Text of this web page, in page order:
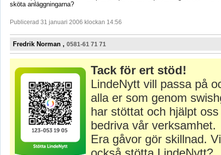
sköta anläggningarna?
Publicerad 31 januari 2006 klockan 14:56
Fredrik Norman , 0581-61 71 71
Tack för ert stöd!
LindeNytt vill passa på
alla er som genom
har stöttat och hjälpt
bedriva vår verksamhet.
Era gåvor gör skillnad.